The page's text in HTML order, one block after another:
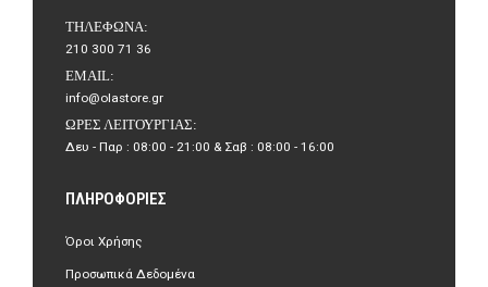
ΤΗΛΈΦΩΝΑ:
210 300 71 36
EMAIL:
info@olastore.gr
ΏΡΕΣ ΛΕΙΤΟΥΡΓΊΑΣ:
Δευ - Παρ : 08:00 - 21:00 & Σαβ : 08:00 - 16:00
ΠΛΗΡΟΦΟΡΊΕΣ
Όροι Χρήσης
Προσωπικά Δεδομένα